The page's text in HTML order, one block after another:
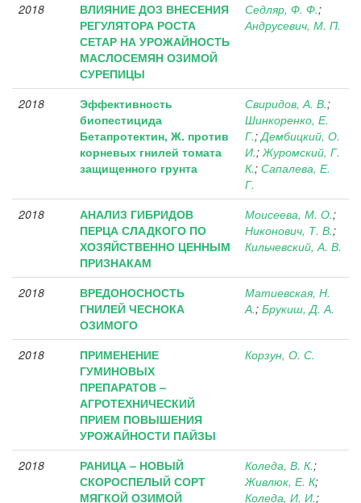
2018
ВЛИЯНИЕ ДОЗ ВНЕСЕНИЯ
РЕГУЛЯТОРА РОСТА
СЕТАР НА УРОЖАЙНОСТЬ
МАСЛОСЕМЯН ОЗИМОЙ
СУРЕПИЦЫ
Седляр, Ф. Ф.;
Андрусевич, М. П.
2018
Эффективность
биопестицида
Бетапротектин, Ж. против
корневых гнилей томата
защищенного грунта
Свиридов, А. В.;
Шинкоренко, Е.
Г.;Дембицкий, О.
И.;Журомский, Г.
К.; Сапалева, Е.
Г.
2018
АНАЛИЗ ГИБРИДОВ
ПЕРЦА СЛАДКОГО ПО
ХОЗЯЙСТВЕННО ЦЕННЫМ
ПРИЗНАКАМ
Моисеева, М. О.;
Никонович, Т. В.;
Кильчевский, А. В.
2018
ВРЕДОНОСНОСТЬ
ГНИЛЕЙ ЧЕСНОКА
ОЗИМОГО
Матиевская, Н.
А.; Брукиш, Д. А.
2018
ПРИМЕНЕНИЕ
ГУМИНОВЫХ
ПРЕПАРАТОВ –
АГРОТЕХНИЧЕСКИЙ
ПРИЕМ ПОВЫШЕНИЯ
УРОЖАЙНОСТИ ПАЙЗЫ
Корзун, О. С.
2018
РАНИЦА – НОВЫЙ
СКОРОСПЕЛЫЙ СОРТ
МЯГКОЙ ОЗИМОЙ
Коледа, В. К.;
Живлюк, Е. К;
Коледа, И. И.;